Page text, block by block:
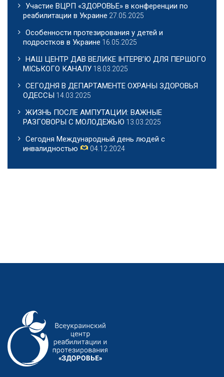
Участие ВЦРП «ЗДОРОВЬЕ» в конференции по
реабилитации в Украине 27.05.2025
Особенности протезирования у детей и
подростков в Украине 16.05.2025
НАШ ЦЕНТР ДАВ ВЕЛИКЕ ІНТЕРВ’Ю ДЛЯ ПЕРШОГО
МІСЬКОГО КАНАЛУ 18.03.2025
СЕГОДНЯ В ДЕПАРТАМЕНТЕ ОХРАНЫ ЗДОРОВЬЯ
ОДЕССЫ 14.03.2025
ЖИЗНЬ ПОСЛЕ АМПУТАЦИИ: ВАЖНЫЕ
РАЗГОВОРЫ С МОЛОДЕЖЬЮ 13.03.2025
Сегодня Международный день людей с
инвалидностью
04.12.2024